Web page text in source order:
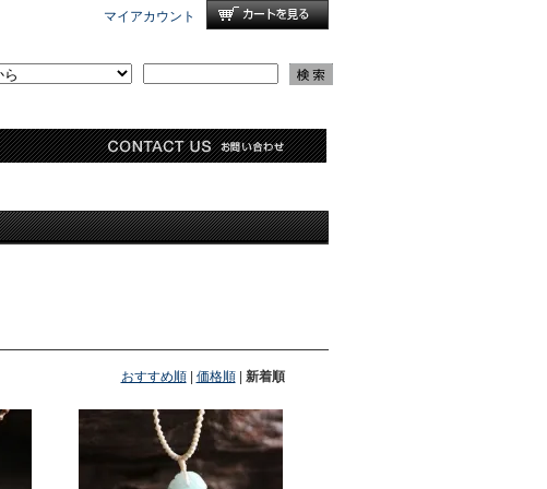
マイアカウント
おすすめ順| 価格順| 新着順